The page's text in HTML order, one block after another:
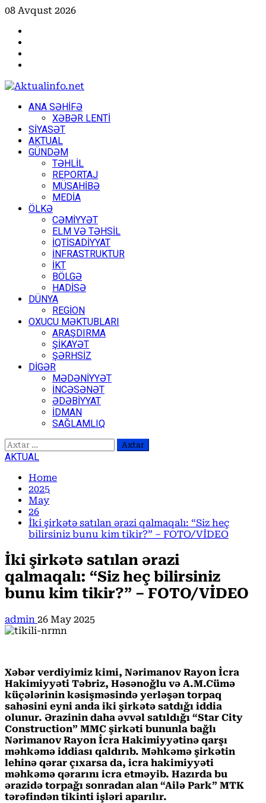
Skip
content
08 Avqust 2026
PrimaryANA SƏHİFƏ
XƏBƏR LENTİ
SİYASƏT
AKTUAL
GÜNDƏM
TƏHLİL
REPORTAJ
MÜSAHİBƏ
MEDİA
ÖLKƏ
CƏMİYYƏT
ELM VƏ TƏHSİL
İQTİSADİYYAT
İNFRASTRUKTUR
İKT
BÖLGƏ
HADİSƏ
DÜNYA
REGİON
OXUCU MƏKTUBLARI
ARAŞDIRMA
ŞİKAYƏT
ŞƏRHSİZ
DİGƏR
MƏDƏNİYYƏT
İNCƏSƏNƏT
ƏDƏBİYYAT
İDMAN
SAĞLAMLIQ
Axtarış:
AKTUAL
Home
2025
May
26
İki şirkətə satılan ərazi qalmaqalı: “Siz heç
bilirsiniz bunu kim tikir?” – FOTO/VİDEO
İki şirkətə satılan ərazi
qalmaqalı: “Siz heç bilirsiniz
bunu kim tikir?” – FOTO/VİDEO
admin 26 May 2025
Xəbər verdiyimiz kimi, Nərimanov Rayon İcra
Hakimiyyəti Təbriz, Həsənoğlu və A.M.Cümə
küçələrinin kəsişməsində yerləşən torpaq
sahəsini eyni anda iki şirkətə satdığı iddia
olunur. Ərazinin daha əvvəl satıldığı “Star City
Construction” MMC şirkəti bununla bağlı
Nərimanov Rayon İcra Hakimiyyətinə qarşı
məhkəmə iddiası qaldırıb. Məhkəmə şirkətin
lehinə qərar çıxarsa da, icra hakimiyyəti
məhkəmə qərarını icra etməyib. Hazırda bu
ərazidə torpağı sonradan alan “Ailə Park” MTK
tərəfindən tikinti işləri aparılır.